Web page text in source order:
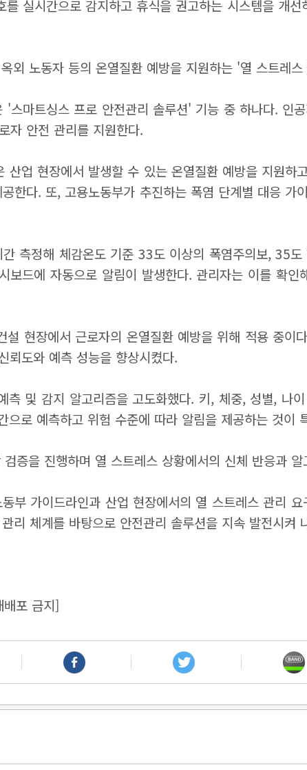
실시간으로 감지하고 휴식을 권고하는 시스템을 개
외 노동자 등의 온열질환 예방을 지원하는 '열 스트레
스마트싱스 프로 안전관리 솔루션' 기능 중 하나다.
자 안전 관리를 지원한다.
업 현장에서 발생할 수 있는 온열질환 예방을 지원하
한다. 또, 고용노동부가 추진하는 폭염 단계별 대응 가
측정해 체감온도 기준 33도 이상의 폭염주의보, 35
보드에 자동으로 알림이 발생한다. 관리자는 이를 확
현장에서 근로자의 온열질환 예방을 위해 적용 중이
뢰도와 예측 성능을 향상시켰다.
및 감지 알고리즘을 고도화했다. 키, 체중, 성별, 나
로 예측하고 위험 수준에 따라 알림을 제공하는 것이
증을 진행하며 열 스트레스 상황에서의 신체 반응과
부 가이드라인과 산업 현장에서의 열 스트레스 관리
리 체계를 바탕으로 안전관리 솔루션을 지속 발전시켜
포 금지]